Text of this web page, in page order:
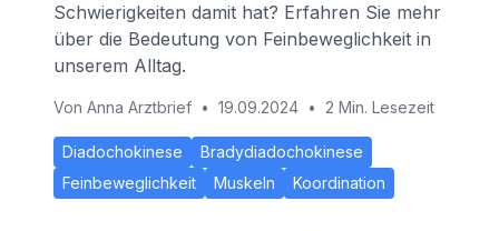
Schwierigkeiten damit hat? Erfahren Sie mehr
über die Bedeutung von Feinbeweglichkeit in
unserem Alltag.
Von Anna Arztbrief • 19.09.2024 • 2 Min. Lesezeit
Diadochokinese
Bradydiadochokinese
Feinbeweglichkeit
Muskeln Koordination